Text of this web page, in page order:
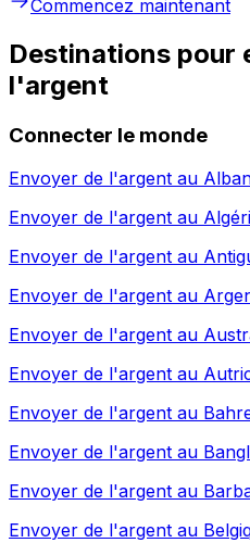
Commencez maintenant
Destinations pour
l'argent
Connecter le monde
Envoyer de l'argent au
Envoyer de l'argent au
Envoyer de l'argent au
Envoyer de l'argent au
Envoyer de l'argent au
Envoyer de l'argent au
Envoyer de l'argent au
Envoyer de l'argent au
Envoyer de l'argent au
Envoyer de l'argent au